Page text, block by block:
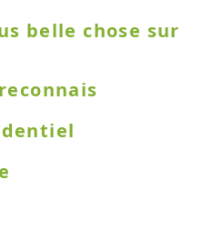
belle chose sur